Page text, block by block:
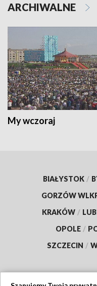
ARCHIWALNE
My wczoraj
BIAŁYSTOK /
GORZÓW
KRAKÓW /
OPOLE /
SZCZECIN /